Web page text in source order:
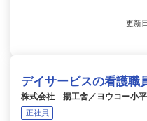
更新
デイサービスの看護職
株式会社 揚工舎／ヨウコー小平
正社員